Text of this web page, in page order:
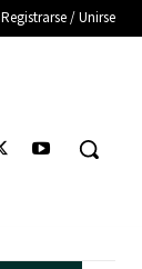
Registrarse / Unirse